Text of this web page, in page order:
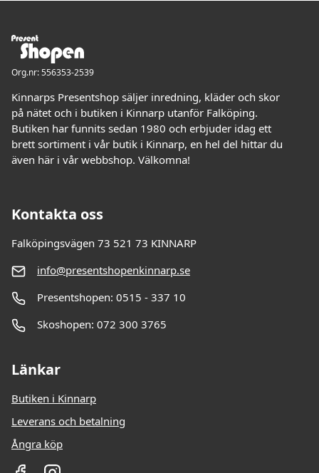
Org.nr: 556353-2539
Kinnarps Presentshop säljer inredning, kläder och skor
på nätet och i butiken i Kinnarp utanför Falköping.
Butiken har funnits sedan 1980 och erbjuder idag ett
brett sortiment i vår butik i Kinnarp, en hel del hittar du
även här i vår webbshop. Välkomna!
Kontakta oss
Falköpingsvägen 73 521 73 KINNARP
info@presentshopenkinnarp.se
Presentshopen: 0515 - 337 10
Skoshopen: 072 300 3765
Länkar
Butiken i Kinnarp
Leverans och betalning
Ångra köp